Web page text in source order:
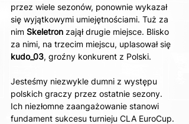
przez wiele sezonów, ponownie wykazał
się wyjątkowymi umiejętnościami. Tuż za
nim Skeletron zajął drugie miejsce. Blisko
za nimi, na trzecim miejscu, uplasował się
kudo_03, groźny konkurent z Polski.
Jesteśmy niezwykle dumni z występu
polskich graczy przez ostatnie sezony.
Ich niezłomne zaangażowanie stanowi
fundament sukcesu turnieju CLA EuroCup.